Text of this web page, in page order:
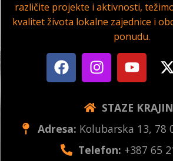
različite projekte i aktivnosti,
kvalitet života lokalne zajednice i
ponudu.
STAZE
Adresa: Kolubarska 13, 78
Telefon: +387 65